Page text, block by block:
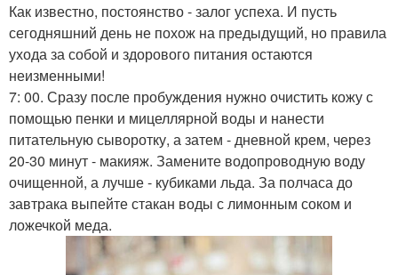
Как известно, постоянство - залог успеха. И пусть
сегодняшний день не похож на предыдущий, но правила
ухода за собой и здорового питания остаются
неизменными!
7: 00. Сразу после пробуждения нужно очистить кожу с
помощью пенки и мицеллярной воды и нанести
питательную сыворотку, а затем - дневной крем, через
20-30 минут - макияж. Замените водопроводную воду
очищенной, а лучше - кубиками льда. За полчаса до
завтрака выпейте стакан воды с лимонным соком и
ложечкой меда.